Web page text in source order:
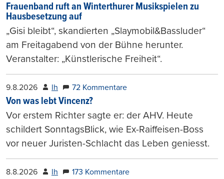
Frauenband ruft an Winterthurer Musikspielen zu
Hausbesetzung auf
„Gisi bleibt“, skandierten „Slaymobil&Bassluder“
am Freitagabend von der Bühne herunter.
Veranstalter: „Künstlerische Freiheit“.
9.8.2026 lh 72 Kommentare
Von was lebt Vincenz?
Vor erstem Richter sagte er: der AHV. Heute
schildert SonntagsBlick, wie Ex-Raiffeisen-Boss
vor neuer Juristen-Schlacht das Leben geniesst.
8.8.2026 lh 173 Kommentare